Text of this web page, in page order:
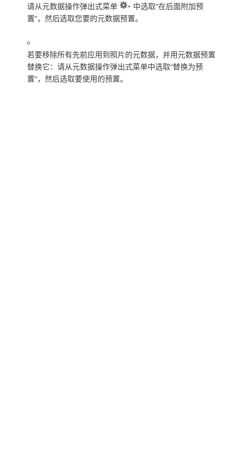
请从元数据操作弹出式菜单
中选取“在后面附加预
置”，然后选取您要的元数据预置。
若要移除所有先前应用到照片的元数据，并用元数据预置
替换它： 请从元数据操作弹出式菜单中选取“替换为预
置”，然后选取要使用的预置。